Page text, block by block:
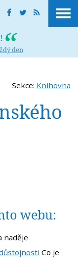
den
Sekce: Knihovna
webu:
naděje
Co je